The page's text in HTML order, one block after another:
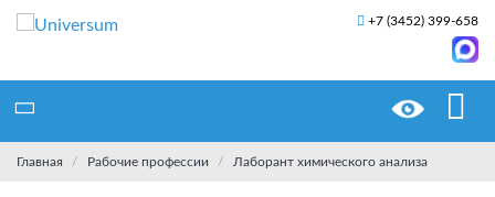
+7 (3452) 399-658
Главная Рабочие профессии Лаборант химического анализа